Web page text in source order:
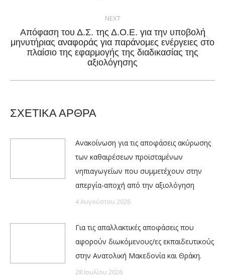
NEXT
Next
post:
Απόφαση του Δ.Σ. της Δ.Ο.Ε. για την υποβολή
μηνυτήριας αναφοράς για παράνομες ενέργειες στο
πλαίσιο της εφαρμογής της διαδικασίας της
αξιολόγησης
ΣΧΕΤΙΚΑ ΑΡΘΡΑ
Ανακοίνωση για τις αποφάσεις ακύρωσης
των καθαιρέσεων προϊσταμένων
νηπιαγωγείων που συμμετέχουν στην
απεργία-αποχή από την αξιολόγηση
4 Αυγούστου 2026
Για τις απαλλακτικές αποφάσεις που
αφορούν διωκόμενους/ες εκπαιδευτικούς
στην Ανατολική Μακεδονία και Θράκη.
28 Ιουλίου 2026